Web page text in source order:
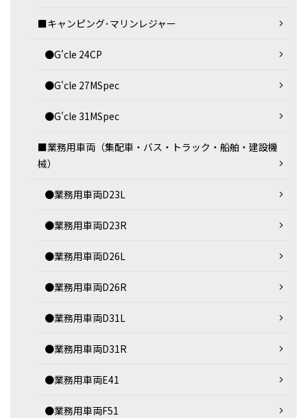
■キャンピング･マリンレジャー
●G'cle 24CP
●G'cle 27MSpec
●G'cle 31MSpec
■業務用車両（集配車・バス・トラック・船舶・建設機
械）
●業務用車両D23L
●業務用車両D23R
●業務用車両D26L
●業務用車両D26R
●業務用車両D31L
●業務用車両D31R
●業務用車両E41
●業務用車両F51